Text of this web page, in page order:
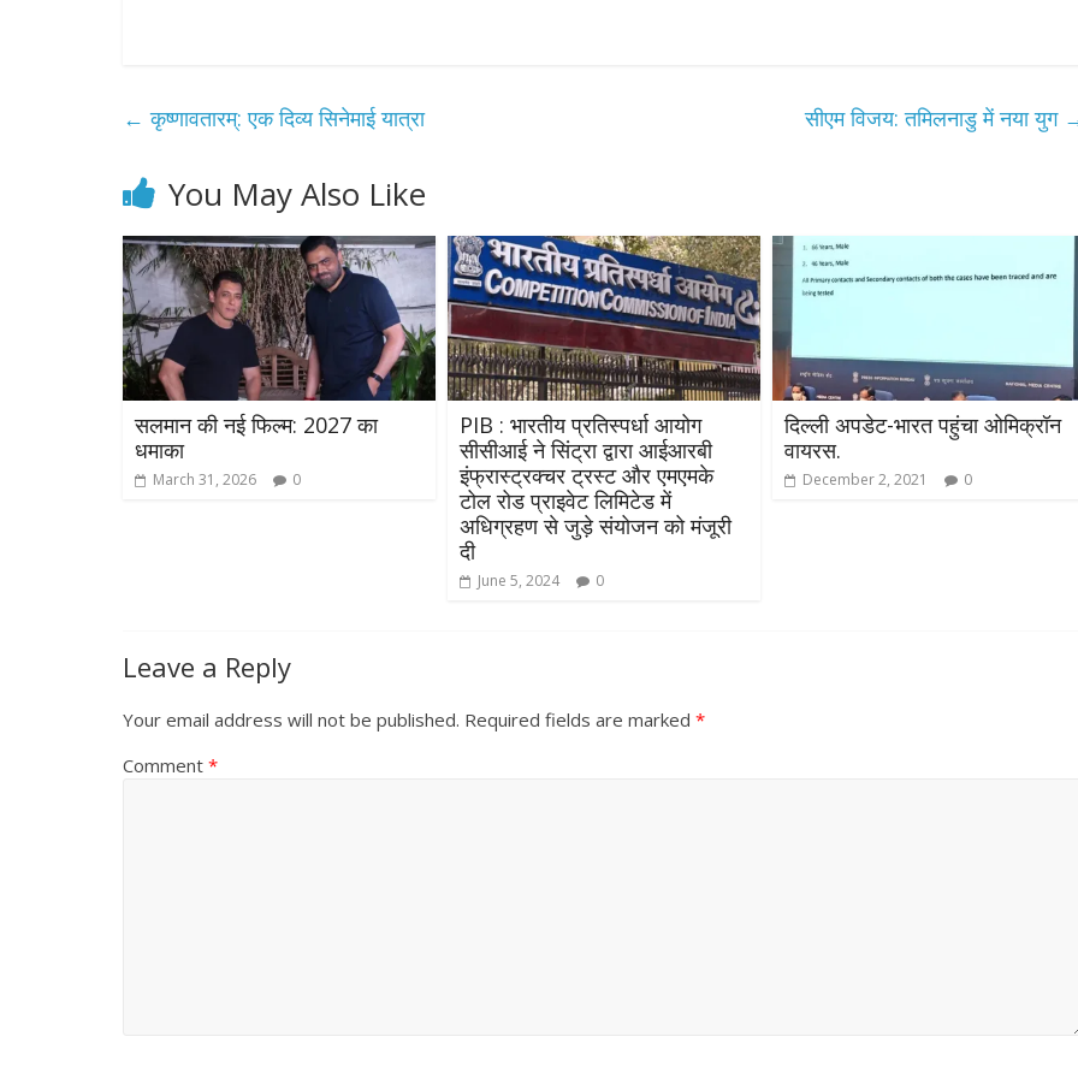
← कृष्णावतारम्: एक दिव्य सिनेमाई यात्रा सीएम विजय: तमिलनाडु में नया युग
You May Also Like
सलमान की नई फिल्म: 2027 का
धमाका
March 31, 2026 0
PIB : भारतीय प्रतिस्पर्धा आयोग
सीसीआई ने सिंट्रा द्वारा आईआरबी
इंफ्रास्ट्रक्चर ट्रस्ट और एमएमके
टोल रोड प्राइवेट लिमिटेड में
अधिग्रहण से जुड़े संयोजन को मंजूरी
दी
June 5, 2024 0
दिल्ली अपडेट-भारत पहुंचा ओमिक्रॉन
वायरस.
December 2, 2021 0
Leave a Reply
Your email address will not be published. Required fields are marked *
Comment *